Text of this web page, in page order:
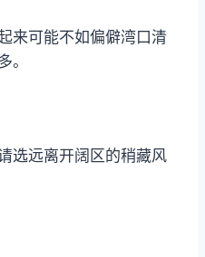
来可能不如偏僻湾口清
。
选远离开阔区的稍藏风